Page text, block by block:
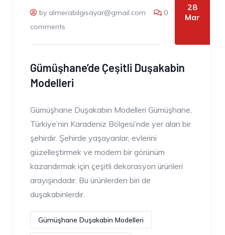
by almerabilgisayar@gmail.com
0
comments
28
Mar
Gümüşhane’de Çeşitli Duşakabin
Modelleri
Gümüşhane Duşakabin Modelleri Gümüşhane,
Türkiye’nin Karadeniz Bölgesi’nde yer alan bir
şehirdir. Şehirde yaşayanlar, evlerini
güzelleştirmek ve modern bir görünüm
kazandırmak için çeşitli dekorasyon ürünleri
arayışındadır. Bu ürünlerden biri de
duşakabinlerdir.
Gümüşhane Duşakabin Modelleri